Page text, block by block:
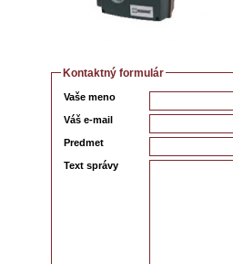
Kontaktný formulár
Vaše meno
Váš e-mail
Predmet
Text správy